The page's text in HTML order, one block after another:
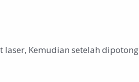
Kemudian setelah